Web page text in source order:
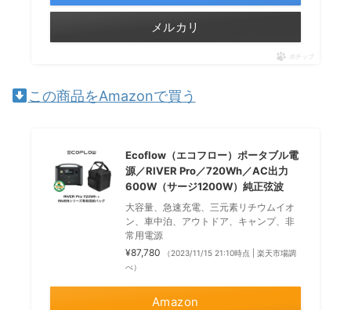
メルカリ
ポチップ
この商品をAmazonで買う
Ecoflow（エコフロー）ポータブル電
源／RIVER Pro／720Wh／AC出力
600W（サージ1200W）純正弦波
大容量、急速充電、三元素リチウムイオ
ン、車中泊、アウトドア、キャンプ、非
常用電源
¥87,780
（2023/11/15 21:10時点 | 楽天市場調
べ）
Amazon